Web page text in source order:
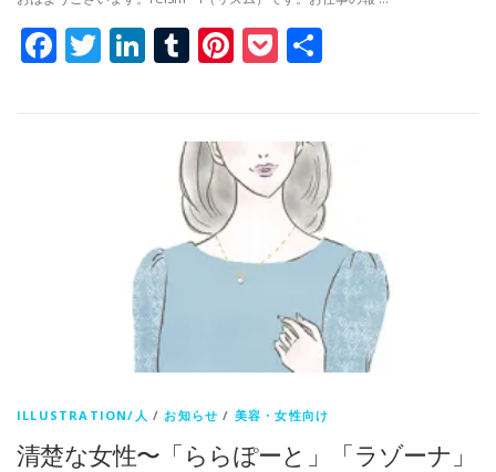
Facebook
Twitter
LinkedIn
Tumblr
Pinterest
Pocket
ILLUSTRATION/人 / お知らせ / 美容・女性向け
清楚な女性〜「ららぽーと」「ラゾーナ」